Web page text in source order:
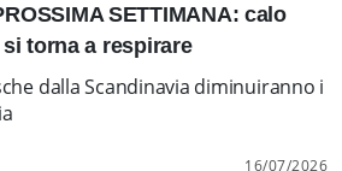
SETTIMANA: calo
torna a respirare
dalla Scandinavia diminuiranno i
16/07/2026